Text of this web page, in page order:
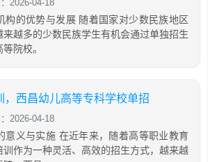
2026-04-18
构的优势与发展 随着国家对少数民族地区
来越多的少数民族学生有机会通过单独招生
院校。
，西昌幼儿高等专科学校单招
2026-04-18
意义与实施 在近年来，随着高等职业教育
训作为一种灵活、高效的招生方式，越来越